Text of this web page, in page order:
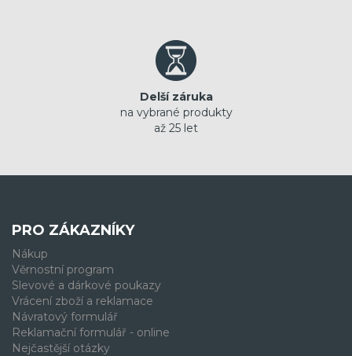
Delší záruka
na vybrané produkty
až 25 let
PRO ZÁKAZNÍKY
Nákup
Věrnostní program
Slevové a dárkové poukazy
Vrácení zboží a reklamace
Návratový formulář
Reklamační formulář - online
Nejčastější otázky